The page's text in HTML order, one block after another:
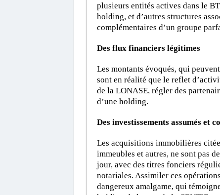
plusieurs entités actives dans le
holding, et d’autres structures
complémentaires d’un groupe
Des flux financiers légitimes
Les montants évoqués, qui
sont en réalité que le reflet
de la LONASE, régler des
d’une holding.
Des investissements assumés et
Les acquisitions immobilières
immeubles et autres, ne sont pas
jour, avec des titres fonciers
notariales. Assimiler ces
dangereux amalgame, qui